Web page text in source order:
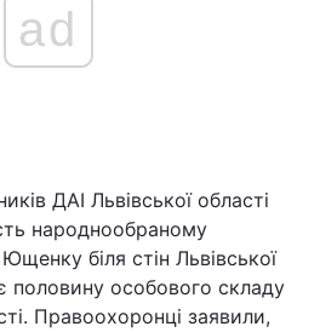
ad
ДАІ Львівської області
народнообраному
біля стін Львівської
половину особового складу
Правоохоронці заявили,